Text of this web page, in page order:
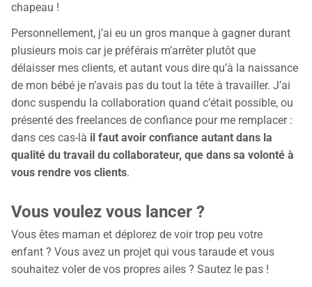
chapeau !
Personnellement, j’ai eu un gros manque à gagner durant
plusieurs mois car je préférais m’arrêter plutôt que
délaisser mes clients, et autant vous dire qu’à la naissance
de mon bébé je n’avais pas du tout la tête à travailler. J’ai
donc suspendu la collaboration quand c’était possible, ou
présenté des freelances de confiance pour me remplacer :
dans ces cas-là il faut avoir confiance autant dans la
qualité du travail du collaborateur, que dans sa volonté à
vous rendre vos clients.
Vous voulez vous lancer ?
Vous êtes maman et déplorez de voir trop peu votre
enfant ? Vous avez un projet qui vous taraude et vous
souhaitez voler de vos propres ailes ? Sautez le pas !